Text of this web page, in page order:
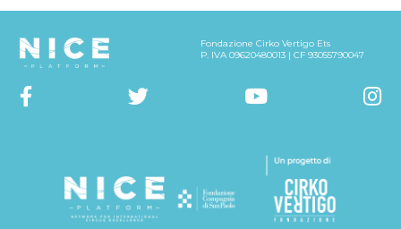
Fondazione Cirko Vertigo Ets
P. IVA 09620480013 | CF 93055790047